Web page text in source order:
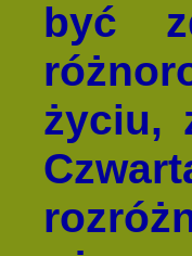
być
życiu,